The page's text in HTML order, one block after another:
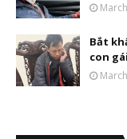
Bắt
con